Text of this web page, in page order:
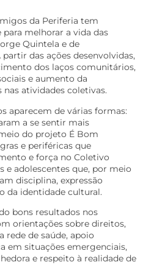
da Periferia tem
melhorar a vida das
Quintela e de
das ações desenvolvidas,
dos laços comunitários,
e aumento da
nas atividades coletivas.
aparecem de várias formas:
a se sentir mais
do projeto É Bom
e periféricas que
e força no Coletivo
e adolescentes que, por meio
disciplina, expressão
da identidade cultural.
bons resultados nos
orientações sobre direitos,
rede de saúde, apoio
em situações emergenciais,
e respeito à realidade de